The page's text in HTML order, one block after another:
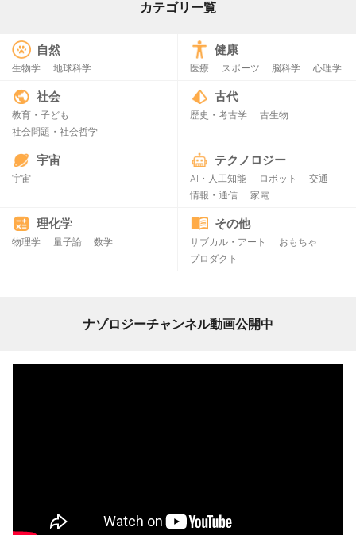
カテゴリー覧
自然
生物学 地球科学
健康
医療 スポーツ 脳科学 心理学
社会
教育・子ども
社会問題・社会哲学
古代
歴史・考古学 古生物
宇宙
宇宙
テクノロジー
AI・人工知能 ロボット
交通
情報・通信
家電
理化学
物理学 量子論 数学
その他
サブカル・アート
おもちゃ
プロダクト
ナゾロジーチャンネル動画公開中